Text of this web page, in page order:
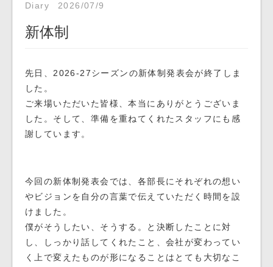
Diary 2026/07/9
新体制
先日、2026-27シーズンの新体制発表会が終了しま
した。
ご来場いただいた皆様、本当にありがとうございま
した。そして、準備を重ねてくれたスタッフにも感
謝しています。
今回の新体制発表会では、各部長にそれぞれの想い
やビジョンを自分の言葉で伝えていただく時間を設
けました。
僕がそうしたい、そうする。と決断したことに対
し、しっかり話してくれたこと、会社が変わってい
く上で変えたものが形になることはとても大切なこ